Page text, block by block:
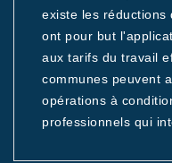
existe les réductions
ont pour but
aux tarifs du travail
communes peuvent
opérations à
professionnels qui